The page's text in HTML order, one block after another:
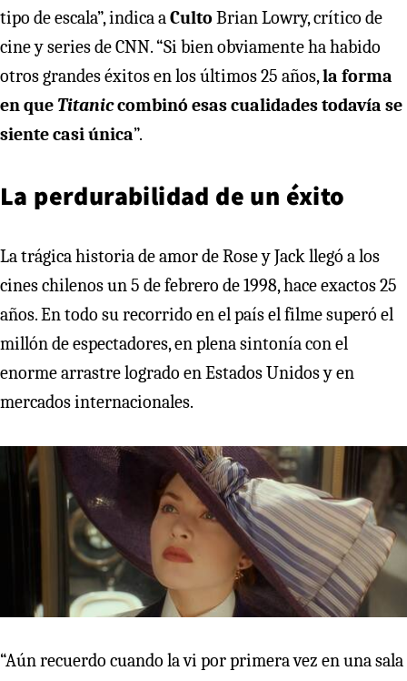
tipo de escala”, indica aCulto Brian Lowry, crítico de
cine y series de CNN. “Si bien obviamente ha habido
otros grandes éxitos en los últimos 25 años,la forma
en que Titaniccombinó esas cualidades todavía se
siente casi única”.
La perdurabilidad de un éxito
La trágica historia de amor de Rose y Jack llegó a los
cines chilenos un 5 de febrero de 1998, hace exactos 25
años. En todo su recorrido en el país el filme superó el
millón de espectadores, en plena sintonía con el
enorme arrastre logrado en Estados Unidos y en
mercados internacionales.
“Aún recuerdo cuando la vi por primera vez en una sala